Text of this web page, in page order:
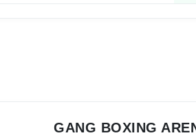
GANG BOXING